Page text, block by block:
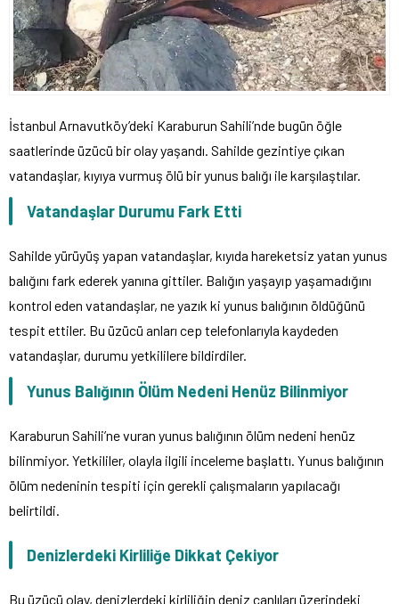
İstanbul Arnavutköy’deki Karaburun Sahili’nde bugün öğle
saatlerinde üzücü bir olay yaşandı. Sahilde gezintiye çıkan
vatandaşlar, kıyıya vurmuş ölü bir yunus balığı ile karşılaştılar.
Vatandaşlar Durumu Fark Etti
Sahilde yürüyüş yapan vatandaşlar, kıyıda hareketsiz yatan yunus
balığını fark ederek yanına gittiler. Balığın yaşayıp yaşamadığını
kontrol eden vatandaşlar, ne yazık ki yunus balığının öldüğünü
tespit ettiler. Bu üzücü anları cep telefonlarıyla kaydeden
vatandaşlar, durumu yetkililere bildirdiler.
Yunus Balığının Ölüm Nedeni Henüz Bilinmiyor
Karaburun Sahili’ne vuran yunus balığının ölüm nedeni henüz
bilinmiyor. Yetkililer, olayla ilgili inceleme başlattı. Yunus balığının
ölüm nedeninin tespiti için gerekli çalışmaların yapılacağı
belirtildi.
Denizlerdeki Kirliliğe Dikkat Çekiyor
Bu üzücü olay, denizlerdeki kirliliğin deniz canlıları üzerindeki